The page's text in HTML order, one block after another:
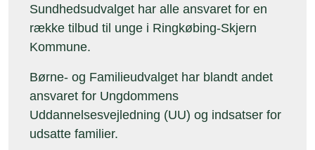
Sundhedsudvalget har alle ansvaret for en
række tilbud til unge i Ringkøbing-Skjern
Kommune.
Børne- og Familieudvalget har blandt andet
ansvaret for Ungdommens
Uddannelsesvejledning (UU) og indsatser for
udsatte familier.